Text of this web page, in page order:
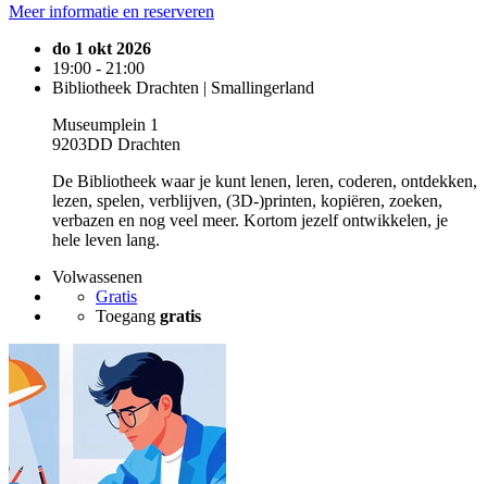
Meer informatie en reserveren
do 1 okt 2026
19:00 - 21:00
Bibliotheek Drachten | Smallingerland
Museumplein 1
9203DD Drachten
De Bibliotheek waar je kunt lenen, leren, coderen, ontdekken,
lezen, spelen, verblijven, (3D-)printen, kopiëren, zoeken,
verbazen en nog veel meer. Kortom jezelf ontwikkelen, je
hele leven lang.
Volwassenen
Gratis
Toegang gratis